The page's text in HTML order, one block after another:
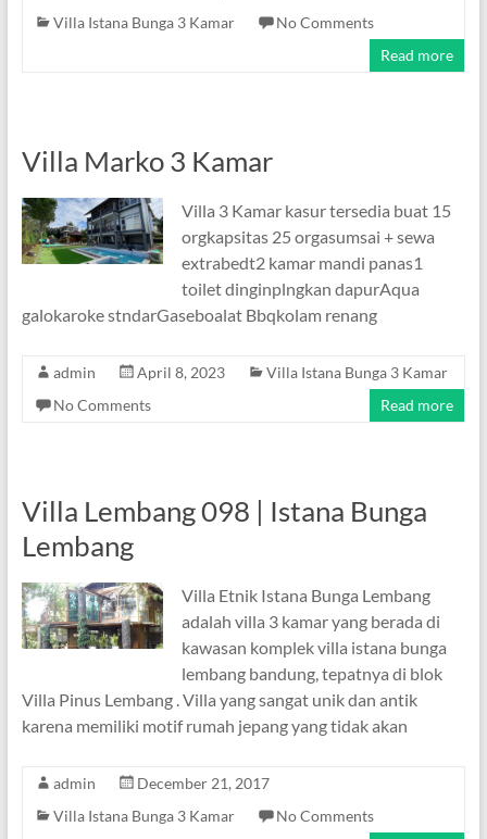
Villa Istana Bunga 3 Kamar
No Comments
Read more
Villa Marko 3 Kamar
Villa 3 Kamar kasur tersedia buat 15
orgkapsitas 25 orgasumsai + sewa
extrabedt2 kamar mandi panas1
toilet dinginplngkan dapurAqua
galokaroke stndarGaseboalat Bbqkolam renang
admin April 8, 2023
Villa Istana Bunga 3 Kamar
No Comments
Read more
Villa Lembang 098 | Istana Bunga
Lembang
Villa Etnik Istana Bunga Lembang
adalah villa 3 kamar yang berada di
kawasan komplek villa istana bunga
lembang bandung, tepatnya di blok
Villa Pinus Lembang . Villa yang sangat unik dan antik
karena memiliki motif rumah jepang yang tidak akan
admin
December 21, 2017
Villa Istana Bunga 3 Kamar
No Comments